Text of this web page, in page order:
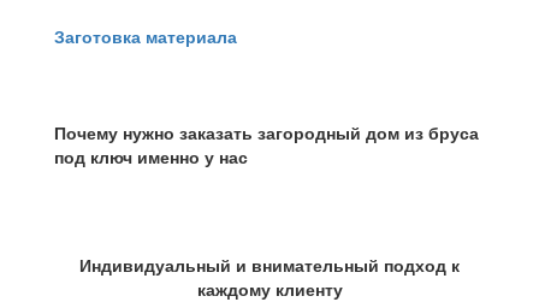
Заготовка материала
Почему нужно заказать загородный дом из бруса
под ключ именно у нас
Индивидуальный и внимательный подход к
каждому клиенту